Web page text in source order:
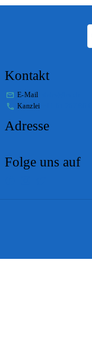
Kontakt
E-Mail
Kanzlei
Adresse
Folge uns auf